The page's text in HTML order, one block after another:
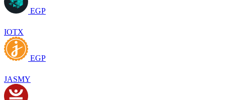
EGP
IOTX
EGP
JASMY